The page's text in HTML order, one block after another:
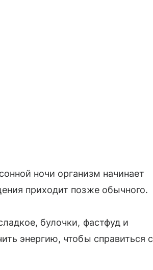
ночи организм начинает
приходит позже обычного.
булочки, фастфуд и
энергию, чтобы справиться с